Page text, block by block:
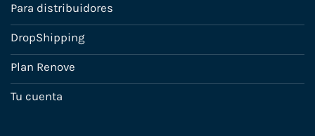
Para distribuidores
DropShipping
Plan Renove
Tu cuenta